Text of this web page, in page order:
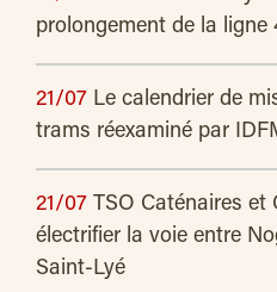
prolongement de la ligne
21/07 Le calendrier de
trams réexaminé par
21/07 TSO Caténaires et
électrifier la voie entre
Saint-Lyé